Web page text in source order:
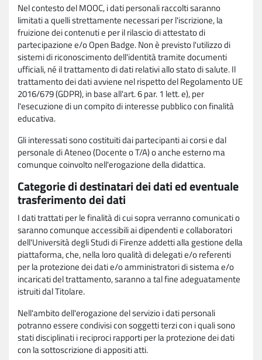
Nel contesto del MOOC, i dati personali raccolti saranno
limitati a quelli strettamente necessari per l'iscrizione, la
fruizione dei contenuti e per il rilascio di attestato di
partecipazione e/o Open Badge. Non è previsto l'utilizzo di
sistemi di riconoscimento dell'identità tramite documenti
ufficiali, né il trattamento di dati relativi allo stato di salute. Il
trattamento dei dati avviene nel rispetto del Regolamento UE
2016/679 (GDPR), in base all'art. 6 par. 1 lett. e), per
l'esecuzione di un compito di interesse pubblico con finalità
educativa.
Gli interessati sono costituiti dai partecipanti ai corsi e dal
personale di Ateneo (Docente o T/A) o anche esterno ma
comunque coinvolto nell'erogazione della didattica.
Categorie di destinatari dei dati ed eventuale
trasferimento dei dati
I dati trattati per le finalità di cui sopra verranno comunicati o
saranno comunque accessibili ai dipendenti e collaboratori
dell'Università degli Studi di Firenze addetti alla gestione della
piattaforma, che, nella loro qualità di delegati e/o referenti
per la protezione dei dati e/o amministratori di sistema e/o
incaricati del trattamento, saranno a tal fine adeguatamente
istruiti dal Titolare.
Nell'ambito dell'erogazione del servizio i dati personali
potranno essere condivisi con soggetti terzi con i quali sono
stati disciplinati i reciproci rapporti per la protezione dei dati
con la sottoscrizione di appositi atti.